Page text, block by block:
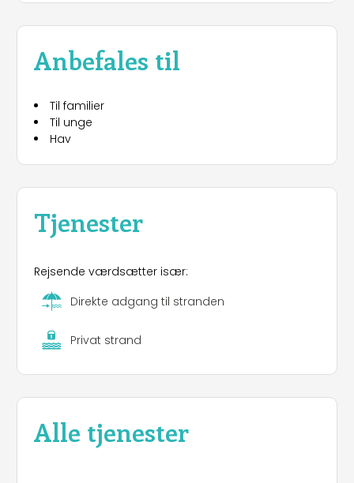
Serviceydelser
parkeringsplads, men tilbyder også udendørs
garager og ekstra parkeringspladser uden for
sportspladsen nedenfor, som fungerer som et
ekstra parkeringsområde, hvilket letter adgangen
for gæsterne.
kørsel væk, og gæsterne har mulighed for at
på parkeringspladsen. Det gør campingpladsen
til et praktisk valg for dem, der ønsker at udforske
Anbefales til
Til familier
Til unge
Hav
Tjenester
Rejsende værdsætter især:
Direkte adgang til stranden
Privat strand
Alle tjenester